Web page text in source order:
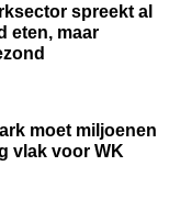
spreekt al
eten, maar
moet miljoenen
vlak voor WK